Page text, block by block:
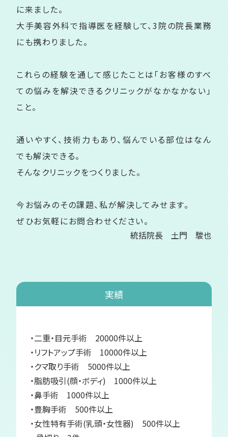
に来ました。
大手美容外科で指導医を経験して、3院の院長業務
にも携わりました。
これらの経験を通して感じたことは「お客様のすべ
ての悩みを解決できるクリニックがなかなかない」
こと。
通いやすく、技術力もあり、悩んでいる部位はなん
でも解決できる。
そんなクリニックをつくりました。
今お悩みのその課題、私が解決してみせます。
ぜひお気軽にお問合わせください。
統括院長 土門 駿也
実績
・二重・目元手術 20000件以上
・リフトアップ手術 10000件以上
・クマ取り手術 5000件以上
・脂肪吸引(顔・ボディ) 1000件以上
・鼻手術 1000件以上
・豊胸手術 500件以上
・女性特有手術(乳頭・女性器) 500件以上